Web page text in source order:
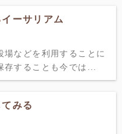
ーサリアム
などを利用することに
することも今では...
みる